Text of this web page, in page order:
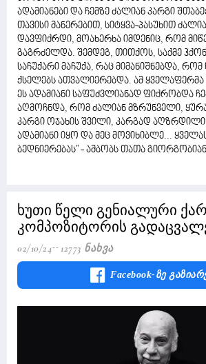
ადამიანები და ჩემზე ძალიან კარგი
თავისი მანერებით, სიტყვა-პასუხით
დავფიქრდი, მოახერხა იმდენიც, რომ
გაგრძელდა. შემდეგ, თითქოს, საქმე
საჩუქარი მაჩუქა, რაც მიმანიშნებდა,
ქსელებს ათვალიერებდა. ამ
ეს ადამიანი საფუძვლიანად ფიქრობდა
აღმოჩნდა, რომ ძალიან მზრუნველი,
კარგი ოჯახის შვილი, კარგად
ადამიანი იყო და მეც მოვიხიბლე...
ბედნიერებას" - ამბობს თათა
ხუთი წელი გენიალური
კომპოზიტორის
02/10/24 12773 Ნახვა
Facebook-Ზე